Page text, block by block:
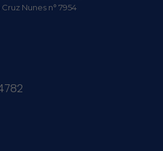
Nunes n° 7954